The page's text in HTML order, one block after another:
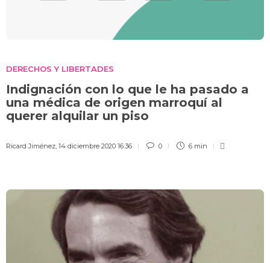
DERECHOS Y LIBERTADES
Indignación con lo que le ha pasado a
una médica de origen marroquí al
querer alquilar un piso
Ricard Jiménez 14 diciembre 2020 16:36 0 6 min